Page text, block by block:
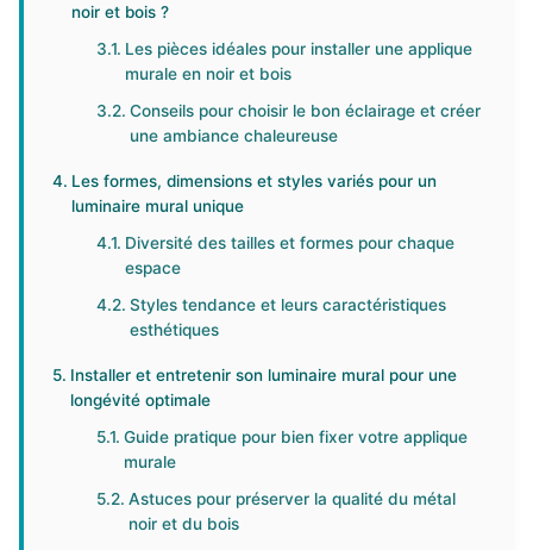
noir et bois ?
Les pièces idéales pour installer une applique
murale en noir et bois
Conseils pour choisir le bon éclairage et créer
une ambiance chaleureuse
Les formes, dimensions et styles variés pour un
luminaire mural unique
Diversité des tailles et formes pour chaque
espace
Styles tendance et leurs caractéristiques
esthétiques
Installer et entretenir son luminaire mural pour une
longévité optimale
Guide pratique pour bien fixer votre applique
murale
Astuces pour préserver la qualité du métal
noir et du bois